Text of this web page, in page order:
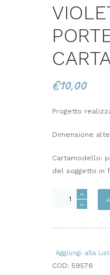
€10,00
Progetto
Dimensione
Cartamodello:
del soggetto in
VIOLETTA
Aggiungi alla
COD: 59576